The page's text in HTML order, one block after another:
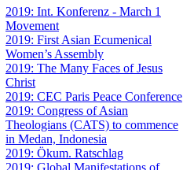
2019: Int. Konferenz - March 1
Movement
2019: First Asian Ecumenical
Women’s Assembly
2019: The Many Faces of Jesus
Christ
2019: CEC Paris Peace Conference
2019: Congress of Asian
Theologians (CATS) to commence
in Medan, Indonesia
2019: Ökum. Ratschlag
2019: Global Manifestations of